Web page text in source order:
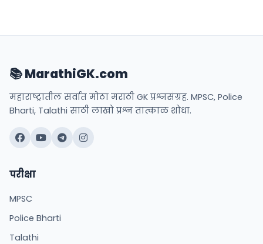
📚 MarathiGK.com
महाराष्ट्रातील सर्वात मोठा मराठी GK प्रश्नसंग्रह. MPSC, Police
Bharti, Talathi साठी लाखो प्रश्न तात्काळ शोधा.
परीक्षा
MPSC
Police Bharti
Talathi